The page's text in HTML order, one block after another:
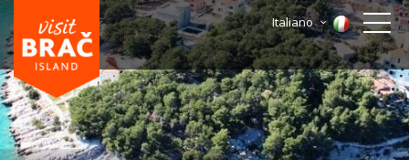
Italiano